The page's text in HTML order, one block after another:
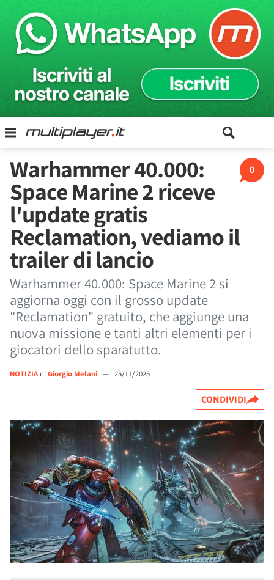
0
Warhammer 40.000:
Space Marine 2 riceve
l'update gratis
Reclamation, vediamo il
trailer di lancio
Warhammer 40.000: Space Marine 2 si
aggiorna oggi con il grosso update
"Reclamation" gratuito, che aggiunge una
nuova missione e tanti altri elementi per i
giocatori dello sparatutto.
NOTIZIAdi Giorgio Melani — 25/11/2025
CONDIVIDI